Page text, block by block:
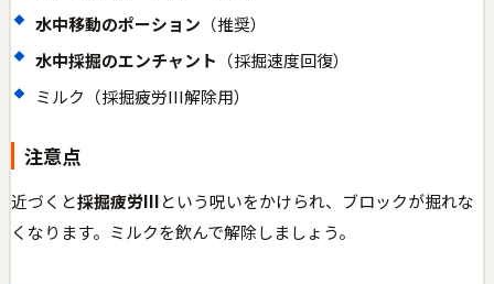
水中移動のポーション （推奨）
水中採掘のエンチャント （採掘速度回復）
ミルク（採掘疲労III解除用）
注意点
近づくと採掘疲労IIIという呪いをかけられ、ブロックが掘れな
くなります。ミルクを飲んで解除しましょう。